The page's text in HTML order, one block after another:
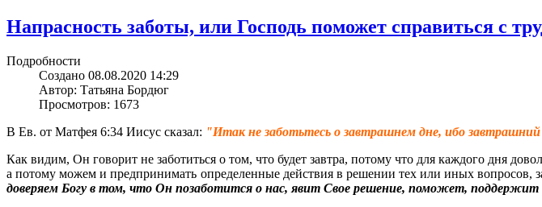
Напрасность заботы, или Господь поможет справиться с
Подробности
Создано 08.08.2020 14:29
Автор: Татьяна Бордюг
Просмотров: 1673
В Ев. от Матфея 6:34 Иисус сказал: "Итак не заботьтесь о завтрашнем дне, ибо
Как видим, Он говорит не заботиться о том, что будет завтра, потому что для каждого дня
а потому можем и предпринимать определенные действия в решении тех или иных вопросов,
доверяем Богу в том, что Он позаботится о нас, явит Свое решение, поможет,